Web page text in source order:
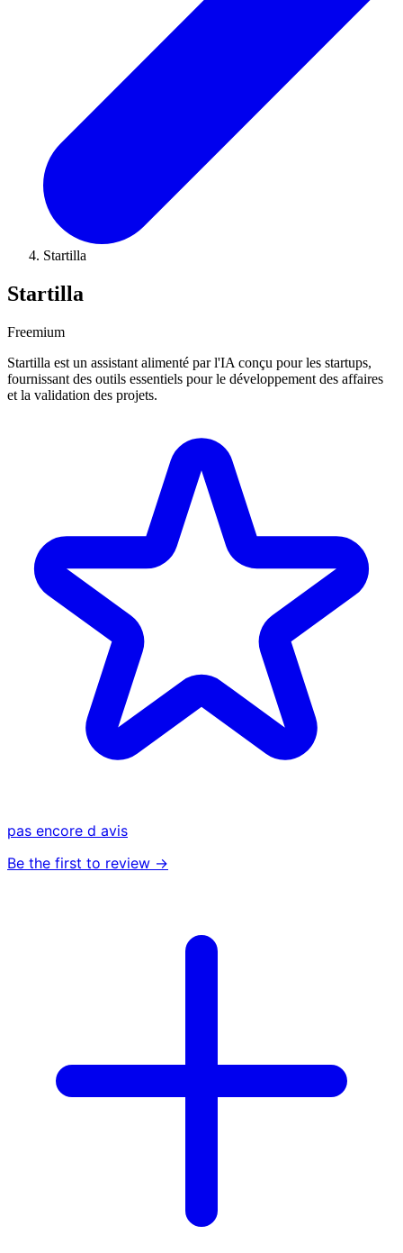
Startilla
Startilla
Freemium
Startilla est un assistant alimenté par l'IA conçu pour les startups,
fournissant des outils essentiels pour le développement des affaires
et la validation des projets.
pas encore d avis
Be the first to review →